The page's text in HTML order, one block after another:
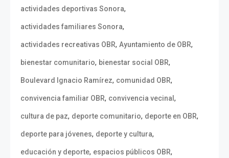
actividades deportivas Sonora,
actividades familiares Sonora,
actividades recreativas OBR, Ayuntamiento de OBR,
bienestar comunitario, bienestar social OBR,
Boulevard Ignacio Ramírez, comunidad OBR,
convivencia familiar OBR, convivencia vecinal,
cultura de paz, deporte comunitario, deporte en OBR,
deporte para jóvenes, deporte y cultura,
educación y deporte, espacios públicos OBR,